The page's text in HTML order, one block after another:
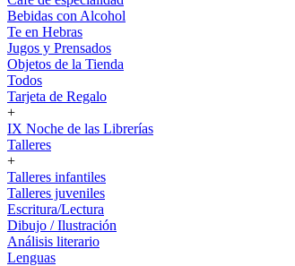
Bebidas con Alcohol
Te en Hebras
Jugos y Prensados
Objetos de la Tienda
Todos
Tarjeta de Regalo
+
IX Noche de las Librerías
Talleres
+
Talleres infantiles
Talleres juveniles
Escritura/Lectura
Dibujo / Ilustración
Análisis literario
Lenguas